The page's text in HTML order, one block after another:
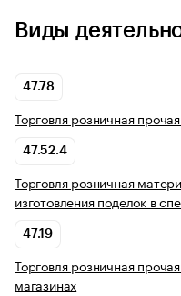
Виды
47.78
Торговля розничная
47.52.4
Торговля розничная
изготовления поделок в
47.19
Торговля розничная
магазинах